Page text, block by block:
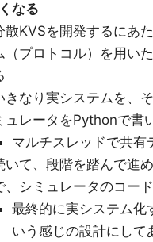
なる
散KVSを開発するにあ
（プロトコル）を用い
きなり実システムを、
ュレータをPythonで書
マルチスレッドで共有
いて、段階を踏んで進
、シミュレータのコー
最終的に実システム化
いう感じの設計にして